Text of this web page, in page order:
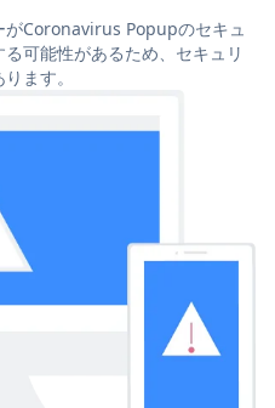
がCoronavirus Popupのセキュ
可能性があるため、セキュリ
ます。